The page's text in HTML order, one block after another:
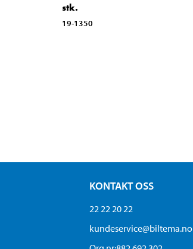
stk.
19-1350
KONTAKT OSS
22 22 20 22
kundeservice@biltema.no